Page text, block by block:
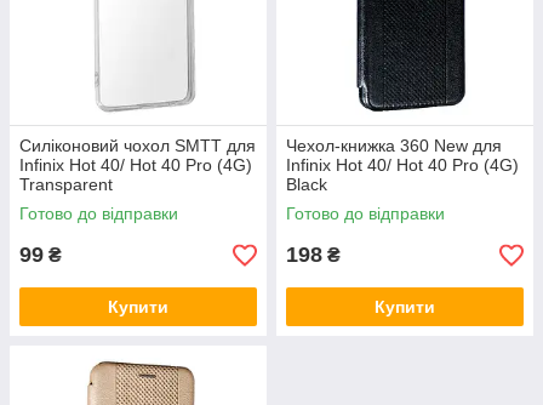
Силіконовий чохол SMTT для
Infinix Hot 40/ Hot 40 Pro (4G)
Transparent
Готово до відправки
99 ₴
Купити
Чехол-книжка 360 New для
Infinix Hot 40/ Hot 40 Pro (4G)
Black
Готово до відправки
198 ₴
Купити